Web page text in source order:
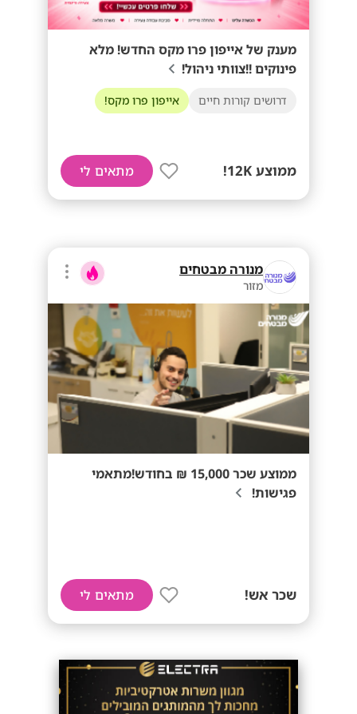
מענק של אייפון פרו מקס החדש! מלא
פינוקים !!צוותי ניהול!
דרושים קורות חיים אייפון פרו מקס!
ממוצע 12K! מתאים לי
מנורה מבטחים
מזור
ממוצע שכר 15,000 ₪ בחודש!מתאמי
פגישות!
שכר אש! מתאים לי